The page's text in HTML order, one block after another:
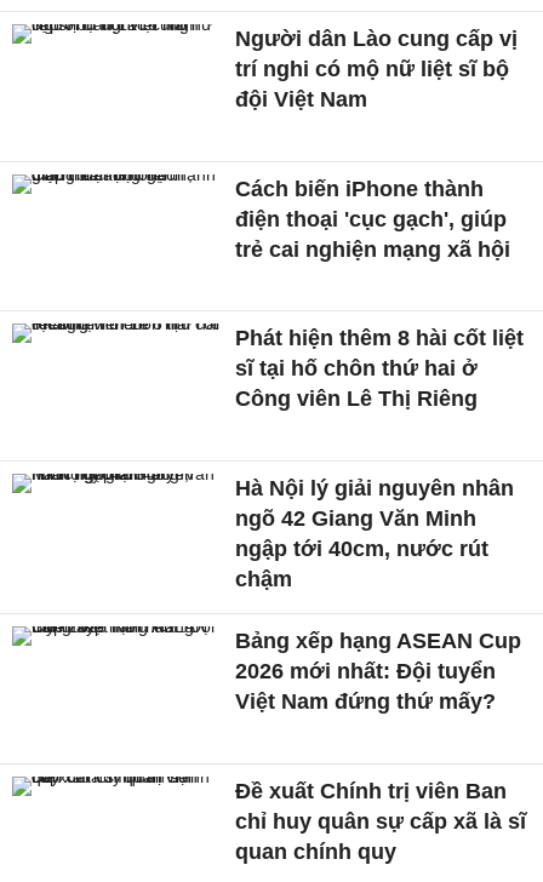
Người dân Lào cung cấp vị
trí nghi có mộ nữ liệt sĩ bộ
đội Việt Nam
Cách biến iPhone thành
điện thoại 'cục gạch', giúp
trẻ cai nghiện mạng xã hội
Phát hiện thêm 8 hài cốt liệt
sĩ tại hố chôn thứ hai ở
Công viên Lê Thị Riêng
Hà Nội lý giải nguyên nhân
ngõ 42 Giang Văn Minh
ngập tới 40cm, nước rút
chậm
Bảng xếp hạng ASEAN Cup
2026 mới nhất: Đội tuyển
Việt Nam đứng thứ mấy?
Đề xuất Chính trị viên Ban
chỉ huy quân sự cấp xã là sĩ
quan chính quy